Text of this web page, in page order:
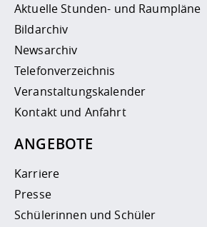
Aktuelle Stunden- und Raumpläne
Bildarchiv
Newsarchiv
Telefonverzeichnis
Veranstaltungskalender
Kontakt und Anfahrt
ANGEBOTE
Karriere
Presse
Schülerinnen und Schüler